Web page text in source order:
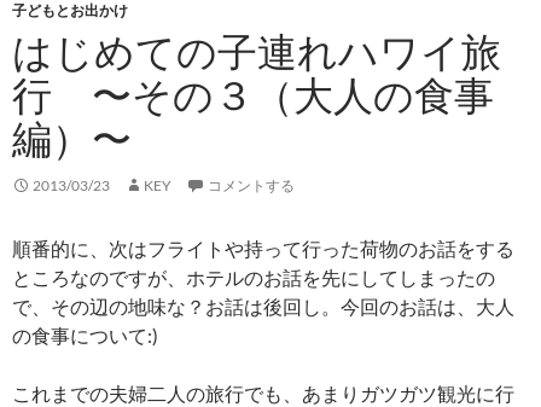
テ
ン
ツ
へ
ス
キ
プ
子どもとお出かけ
はじめての子連れハワイ旅
行 〜その３（大人の食事
編）〜
2013/03/23 KEY コメントする
順番的に、次はフライトや持って行った荷物のお話をする
ところなのですが、ホテルのお話を先にしてしまったの
で、その辺の地味な？お話は後回し。今回のお話は、大人
の食事について:)
これまでの夫婦二人の旅行でも、あまりガツガツ観光に行